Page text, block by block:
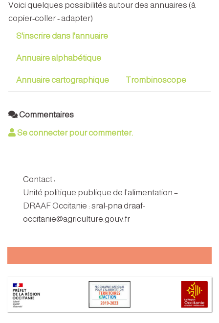
Voici quelques possibilités autour des annuaires (à
copier-coller - adapter)
S'inscrire dans l'annuaire
Annuaire alphabétique
Annuaire cartographique Trombinoscope
Commentaires
Se connecter pour commenter.
Contact :
Unité politique publique de l’alimentation –
DRAAF Occitanie : sral-pna.draaf-
occitanie@agriculture.gouv.fr